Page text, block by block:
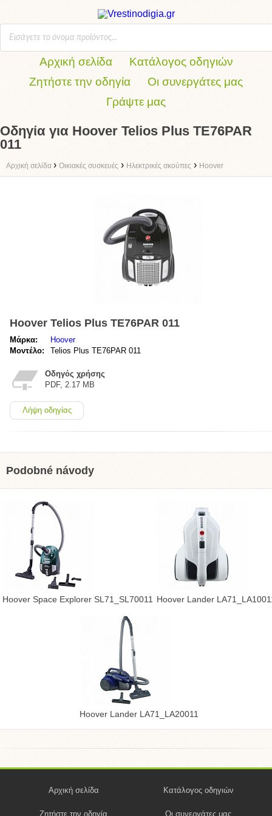
Αρχική σελίδα
Κατάλογος οδηγιών
Ζητήστε την οδηγία
Οι συνεργάτες μας
Γράψτε μας
Οδηγία για Hoover Telios Plus TE76PAR
011
Αρχική σελίδα › Οικιακές συσκευές › Ηλεκτρικές σκούπες › Hoover
Hoover Telios Plus TE76PAR 011
Μάρκα:
Hoover
Μοντέλο:
Telios Plus TE76PAR 011
Οδηγός χρήσης
PDF, 2.17 MB
Λήψη οδηγίας
Podobné návody
Hoover Space Explorer SL71_SL70011 Hoover Lander
Hoover Lander LA71_LA20011
Αρχική σελίδα Κατάλογος οδηγιών
Ζητήστε την οδηγία Οι συνεργάτες μας